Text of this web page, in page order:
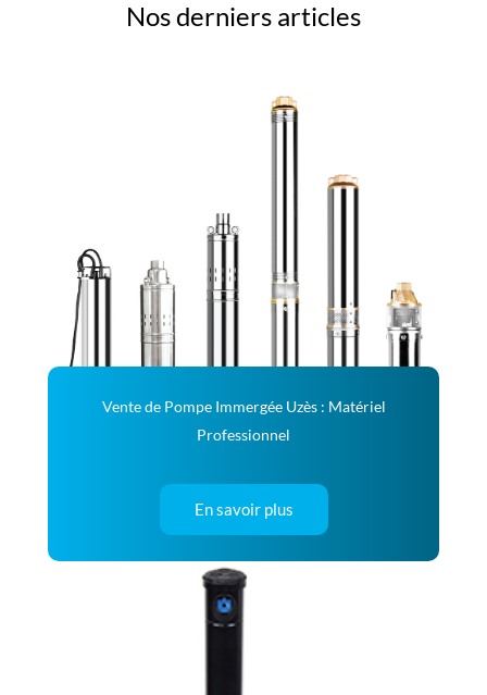
Nos derniers articles
Vente de Pompe Immergée Uzès : Matériel
Professionnel
En savoir plus